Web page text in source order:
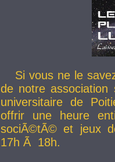
Si vous ne le
de notre
universitaire de
offrir une heure
sociÃ©tÃ© et jeux
17h Ã 18h.